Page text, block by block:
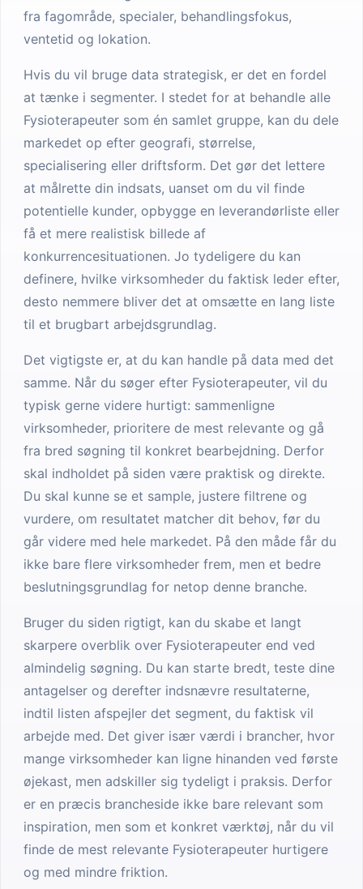
fra fagområde, specialer, behandlingsfokus,
ventetid og lokation.
Hvis du vil bruge data strategisk, er det en fordel
at tænke i segmenter. I stedet for at behandle alle
Fysioterapeuter som én samlet gruppe, kan du dele
markedet op efter geografi, størrelse,
specialisering eller driftsform. Det gør det lettere
at målrette din indsats, uanset om du vil finde
potentielle kunder, opbygge en leverandørliste eller
få et mere realistisk billede af
konkurrencesituationen. Jo tydeligere du kan
definere, hvilke virksomheder du faktisk leder efter,
desto nemmere bliver det at omsætte en lang liste
til et brugbart arbejdsgrundlag.
Det vigtigste er, at du kan handle på data med det
samme. Når du søger efter Fysioterapeuter, vil du
typisk gerne videre hurtigt: sammenligne
virksomheder, prioritere de mest relevante og gå
fra bred søgning til konkret bearbejdning. Derfor
skal indholdet på siden være praktisk og direkte.
Du skal kunne se et sample, justere filtrene og
vurdere, om resultatet matcher dit behov, før du
går videre med hele markedet. På den måde får du
ikke bare flere virksomheder frem, men et bedre
beslutningsgrundlag for netop denne branche.
Bruger du siden rigtigt, kan du skabe et langt
skarpere overblik over Fysioterapeuter end ved
almindelig søgning. Du kan starte bredt, teste dine
antagelser og derefter indsnævre resultaterne,
indtil listen afspejler det segment, du faktisk vil
arbejde med. Det giver især værdi i brancher, hvor
mange virksomheder kan ligne hinanden ved første
øjekast, men adskiller sig tydeligt i praksis. Derfor
er en præcis brancheside ikke bare relevant som
inspiration, men som et konkret værktøj, når du vil
finde de mest relevante Fysioterapeuter hurtigere
og med mindre friktion.